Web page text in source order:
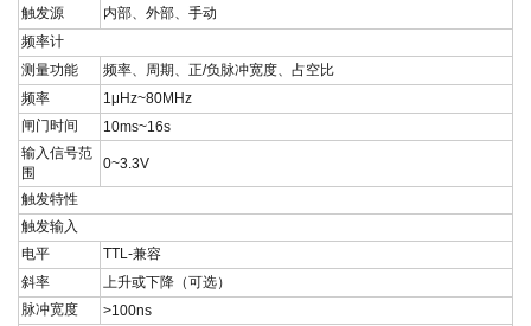
触发源
内部、外部、手动
频率计
测量功能
频率、周期、正/负脉冲宽度、占空比
频率
1μHz~80MHz
闸门时间
10ms~16s
输入信号范
围
0~3.3V
触发特性
触发输入
电平
TTL-兼容
斜率
上升或下降（可选）
脉冲宽度
>100ns